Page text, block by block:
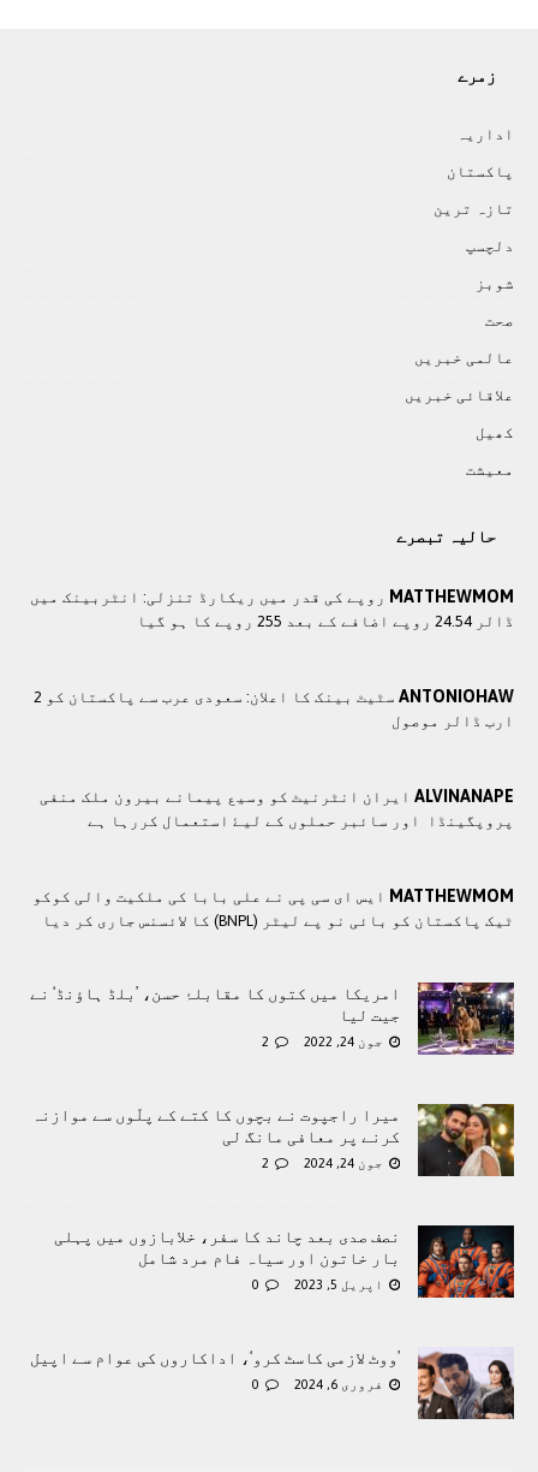
زمرے
اداريہ
پاکستان
تازہ ترين
دلچسپ
شوبز
صحت
عالمی خبريں
علاقائی خبريں
کھيل
معيشت
حالیہ تبصرے
MATTHEWMOM روپے کی قدر میں ریکارڈ تنزلی: انٹربینک میں
ڈالر 24.54 روپے اضافے کے بعد 255 روپے کا ہو گیا
ANTONIOHAW
سٹیٹ بینک کا اعلان: سعودی عرب سے پاکستان کو 2
ارب ڈالر موصول
ALVINANAPE ايران انٹرنيٹ کو وسيع پيمانے بيرون ملک منفی
پروپگينڈا اور سائبر حملوں کے ليۓ استعمال کررہا ہے
MATTHEWMOM ایس ای سی پی نے علی بابا کی ملکیت والی کوکو
ٹیک پاکستان کو بائی نو پے لیٹر (BNPL) کا لائسنس جاری کر دیا
امریکا میں کتوں کا مقابلۂ حسن، ’بلڈ ہاؤنڈ‘ نے
جیت لیا
جون 24, 2022 2
میرا راجپوت نے بچوں کا کتے کے پلّوں سے موازنہ
کرنے پر معافی مانگ لی
جون 24, 2024 2
نصف صدی بعد چاند کا سفر، خلابازوں میں پہلی
بار خاتون اور سیاہ فام مرد شامل
اپریل 5, 2023 0
’ووٹ لازمی کاسٹ کرو‘، اداکاروں کی عوام سے اپیل
فروری 6, 2024 0